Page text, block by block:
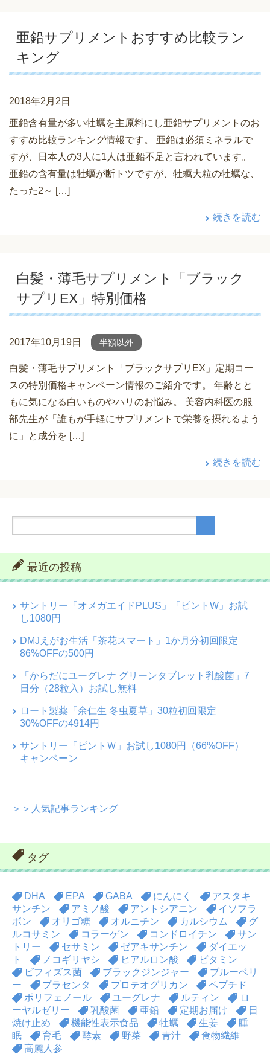
亜鉛サプリメントおすすめ比較ラン
キング
2018年2月2日
亜鉛含有量が多い牡蠣を主原料にし亜鉛サプリメントのお
すすめ比較ランキング情報です。 亜鉛は必須ミネラルで
すが、日本人の3人に1人は亜鉛不足と言われています。
亜鉛の含有量は牡蠣が断トツですが、牡蠣大粒の牡蠣な、
たった2～ […]
続きを読む
白髪・薄毛サプリメント「ブラック
サプリEX」特別価格
2017年10月19日 半額以外
白髪・薄毛サプリメント「ブラックサプリEX」定期コー
スの特別価格キャンペーン情報のご紹介です。 年齢とと
もに気になる白いものやハリのお悩み。 美容内科医の服
部先生が「誰もが手軽にサプリメントで栄養を摂れるよう
に」と成分を […]
続きを読む
最近の投稿
サントリー「オメガエイドPLUS」「ピントW」お試
し1080円
DMJえがお生活「茶花スマート」1か月分初回限定
86%OFFの500円
「からだにユーグレナ グリーンタブレット乳酸菌」7
日分（28粒入）お試し無料
ロート製薬「余仁生 冬虫夏草」30粒初回限定
30%OFFの4914円
サントリー「ピントＷ」お試し1080円（66%OFF）
キャンペーン
＞＞人気記事ランキング
タグ
DHA EPA GABA にんにく
アスタキ
サンチン
アミノ酸 アントシアニン
イソフラ
ボン
オリゴ糖 オルニチン カルシウム
グ
ルコサミン
コラーゲン コンドロイチン
サン
トリー
セサミン ゼアキサンチン
ダイエッ
ト
ノコギリヤシ ヒアルロン酸
ビタミン
ビフィズス菌
ブラックジンジャー
ブルーベリ
ー
プラセンタ プロテオグリカン
ペプチド
ポリフェノール
ユーグレナ ルティン
ロ
ーヤルゼリー
乳酸菌 亜鉛 定期お届け
日
焼け止め
機能性表示食品 牡蠣 生姜
睡
眠
育毛 酵素 野菜 青汁
食物繊維
高麗人参